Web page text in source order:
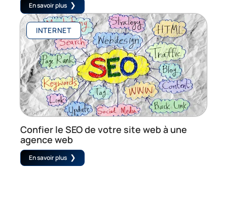
En savoir plus
INTERNET
Confier le SEO de votre site web à une
agence web
En savoir plus